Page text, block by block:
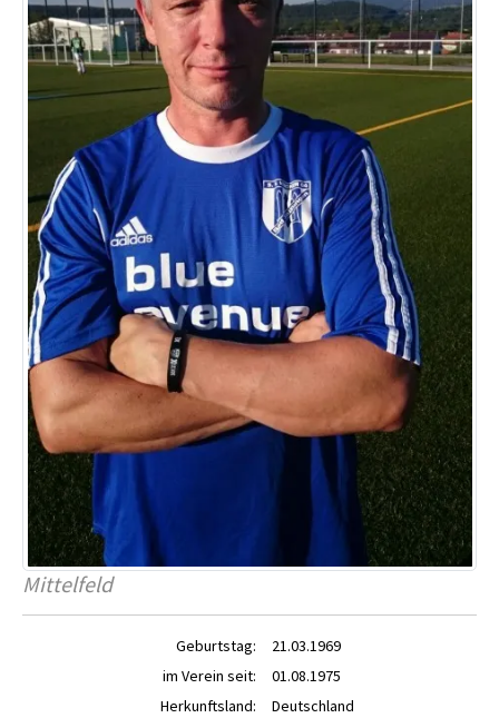
Mittelfeld
Geburtstag:
21.03.1969
im Verein seit:
01.08.1975
Herkunftsland:
Deutschland